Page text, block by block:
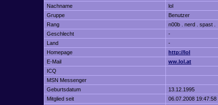
Nachname
lol
Gruppe
Benutzer
Rang
n00b . nerd . spast .
Geschlecht
-
Land
-
Homepage
http://lol
E-Mail
ww.lol.at
ICQ
MSN Messenger
Geburtsdatum
13.12.1995
Mitglied seit
06.07.2008 19:47:58